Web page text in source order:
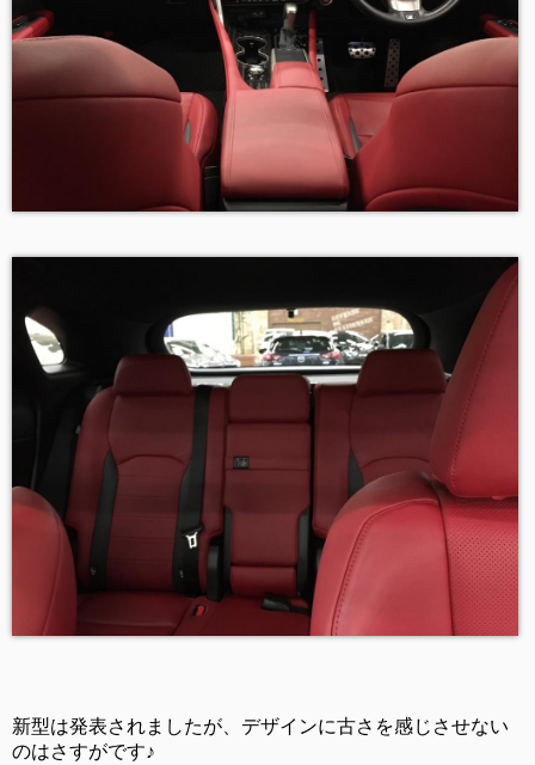
新型は発表されましたが、デザインに古さを感じさせない
のはさすがです♪